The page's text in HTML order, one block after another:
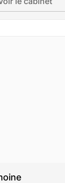
Assurance